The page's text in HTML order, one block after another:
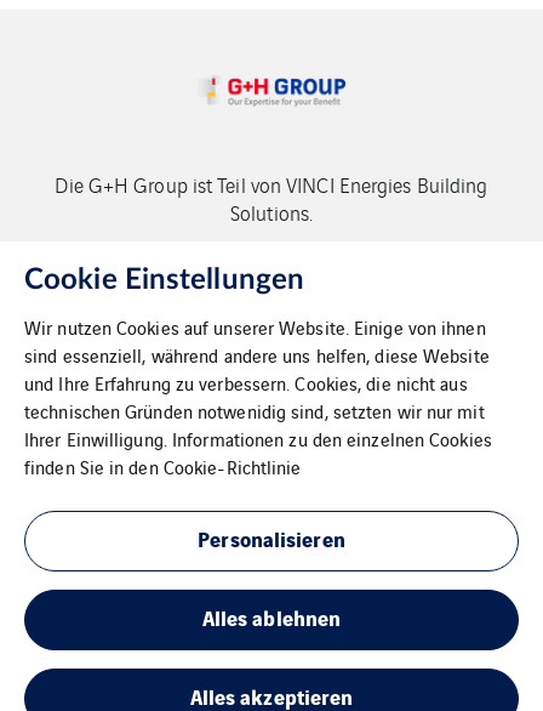
Die G+H Group ist Teil von VINCI Energies Building
Solutions.
Copyright G+H Group
Kontakt
Datenschutz
Impressum
Sitemap
Cookie Einstellungen
Wir nutzen Cookies auf unserer Website. Einige von ihnen
sind essenziell, während andere uns helfen, diese Website
und Ihre Erfahrung zu verbessern. Cookies, die nicht aus
technischen Gründen notwenidig sind, setzten wir nur mit
Ihrer Einwilligung. Informationen zu den einzelnen Cookies
finden Sie in denCookie-Richtlinie
Personalisieren
Alles ablehnen
Alles akzeptieren